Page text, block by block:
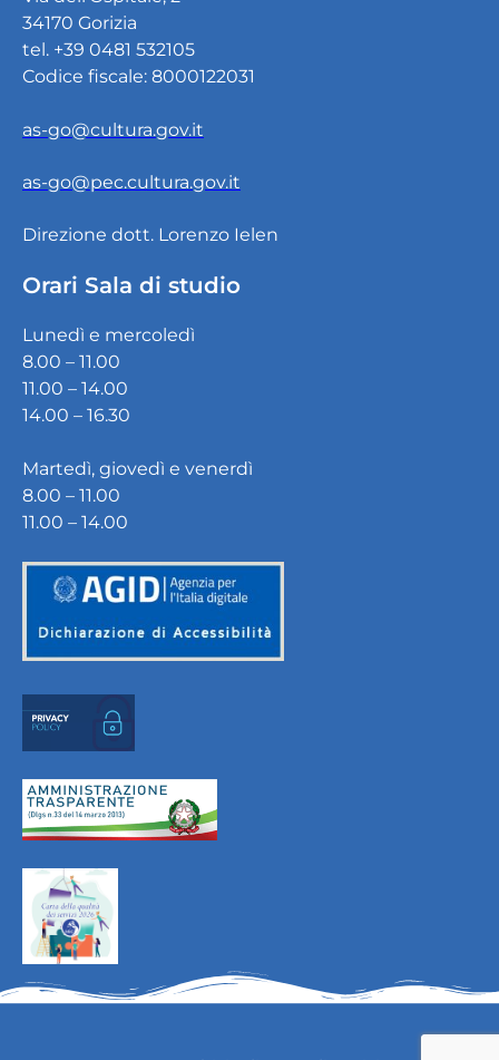
34170 Gorizia
tel. +39 0481 532105
Codice fiscale: 8000122031
as-go@cultura.gov.it
as-go@pec.cultura.gov.it
Direzione dott. Lorenzo Ielen
Orari Sala di studio
Lunedì e mercoledì
8.00 – 11.00
11.00 – 14.00
14.00 – 16.30
Martedì, giovedì e venerdì
8.00 – 11.00
11.00 – 14.00